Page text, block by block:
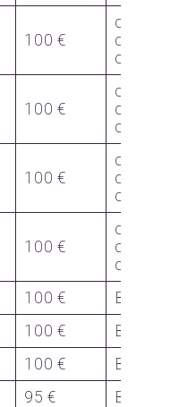
100 €
carte
cours
100 €
carte
cours
100 €
carte
cours
100 €
carte
cours
100 €
Bon
100 €
Bon
100 €
Bon
95 €
Bon